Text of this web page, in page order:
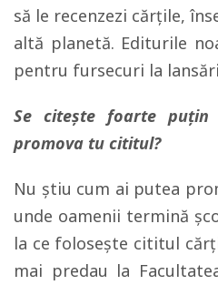
să le recenzezi cărţile,
altă planetă. Editurile
pentru fursecuri la
Se citește foarte puțin
promova tu cititul?
Nu ştiu cum ai putea
unde oamenii termină
la ce foloseşte cititul
mai predau la